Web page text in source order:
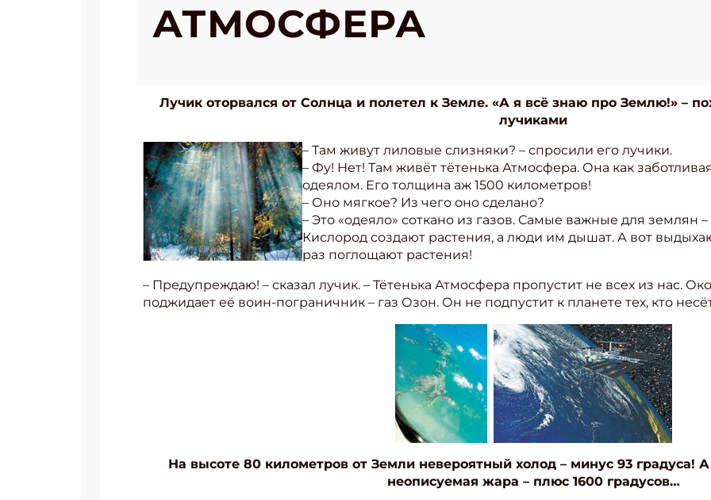
АТМОСФЕРА
Лучик оторвался от Солнца и полетел к Земле. «А я всё знаю про Землю!» –
лучиками
– Там живут лиловые слизняки? – спросили его лучики.
– Фу! Нет! Там живёт тётенька Атмосфера. Она как
одеялом. Его толщина аж 1500 километров!
– Оно мягкое? Из чего оно сделано?
– Это «одеяло» соткано из газов. Самые важные для землян
Кислород создают растения, а люди им дышат. А вот
раз поглощают растения!
– Предупреждаю! – сказал лучик. – Тётенька Атмосфера пропустит не всех из нас.
поджидает её воин-пограничник – газ Озон. Он не подпустит к планете тех, кто
На высоте 80 километров от Земли невероятный холод – минус 93 градуса!
неописуемая жара – плюс 1600 градусов…